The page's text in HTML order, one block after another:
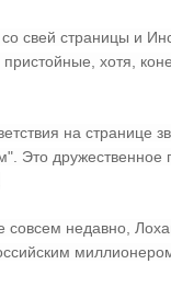
свей страницы и
хотя,
на странице
Это дружественное
недавно,